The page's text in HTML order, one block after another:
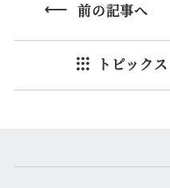
前の記事へ
トピック